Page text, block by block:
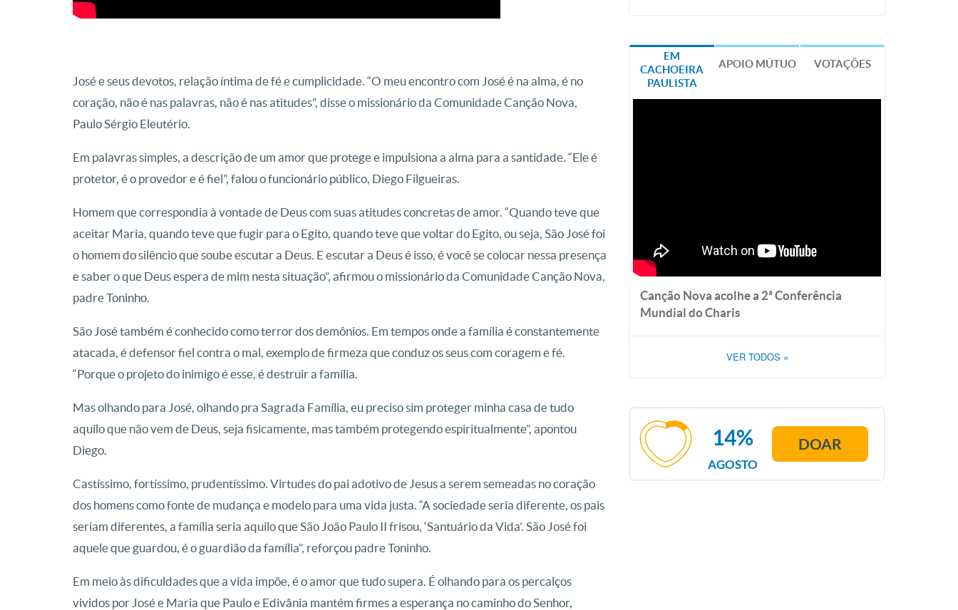
José e seus devotos, relação íntima de fé e cumplicidade. “O meu encontro com José é na alma, é no
coração, não é nas palavras, não é nas atitudes”, disse o missionário da Comunidade Canção Nova,
Paulo Sérgio Eleutério.
Em palavras simples, a descrição de um amor que protege e impulsiona a alma para a santidade. “Ele é
protetor, é o provedor e é fiel”, falou o funcionário público, Diego Filgueiras.
Homem que correspondia à vontade de Deus com suas atitudes concretas de amor. “Quando teve que
aceitar Maria, quando teve que fugir para o Egito, quando teve que voltar do Egito, ou seja, São José foi
o homem do silêncio que soube escutar a Deus. E escutar a Deus é isso, é você se colocar nessa presença
e saber o que Deus espera de mim nesta situação”, afirmou o missionário da Comunidade Canção Nova,
padre Toninho.
São José também é conhecido como terror dos demônios. Em tempos onde a família é constantemente
atacada, é defensor fiel contra o mal, exemplo de firmeza que conduz os seus com coragem e fé.
“Porque o projeto do inimigo é esse, é destruir a família.
Mas olhando para José, olhando pra Sagrada Família, eu preciso sim proteger minha casa de tudo
aquilo que não vem de Deus, seja fisicamente, mas também protegendo espiritualmente”, apontou
Diego.
Castíssimo, fortíssimo, prudentíssimo. Virtudes do pai adotivo de Jesus a serem semeadas no coração
dos homens como fonte de mudança e modelo para uma vida justa. “A sociedade seria diferente, os pais
seriam diferentes, a família seria aquilo que São João Paulo II frisou, ‘Santuário da Vida’. São José foi
aquele que guardou, é o guardião da família”, reforçou padre Toninho.
Em meio às dificuldades que a vida impõe, é o amor que tudo supera. É olhando para os percalços
vividos por José e Maria que Paulo e Edivânia mantém firmes a esperança no caminho do Senhor,
EM
CACHOEIRA
PAULISTA
APOIO MÚTUO VOTAÇÕES
Canção Nova acolhe a 2ª Conferência
Mundial do Charis
VER TODOS »
AGOSTO
14% DOAR